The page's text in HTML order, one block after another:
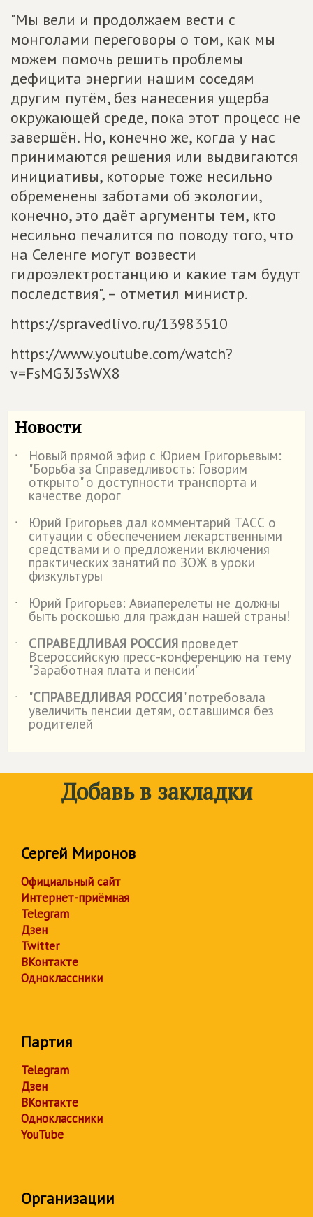
"Мы вели и продолжаем вести с
монголами переговоры о том, как мы
можем помочь решить проблемы
дефицита энергии нашим соседям
другим путём, без нанесения ущерба
окружающей среде, пока этот процесс не
завершён. Но, конечно же, когда у нас
принимаются решения или выдвигаются
инициативы, которые тоже несильно
обременены заботами об экологии,
конечно, это даёт аргументы тем, кто
несильно печалится по поводу того, что
на Селенге могут возвести
гидроэлектростанцию и какие там будут
последствия", – отметил министр.
https://spravedlivo.ru/13983510
https://www.youtube.com/watch?
v=FsMG3J3sWX8
Новости
˙ Новый прямой эфир с Юрием Григорьевым:
"Борьба за Справедливость: Говорим
открыто" о доступности транспорта и
качестве дорог
˙
Юрий Григорьев дал комментарий ТАСС о
ситуации с обеспечением лекарственными
средствами и о предложении включения
практических занятий по ЗОЖ в уроки
физкультуры
˙
Юрий Григорьев: Авиаперелеты не должны
быть роскошью для граждан нашей страны!
˙
СПРАВЕДЛИВАЯ РОССИЯ проведет
Всероссийскую пресс-конференцию на тему
"Заработная плата и пенсии"
˙
"СПРАВЕДЛИВАЯ РОССИЯ" потребовала
увеличить пенсии детям, оставшимся без
родителей
Добавь в закладки
Сергей Миронов
Официальный сайт
Интернет-приёмная
Telegram
Дзен
Twitter
ВКонтакте
Одноклассники
Партия
Telegram
Дзен
ВКонтакте
Одноклассники
YouTube
Организации